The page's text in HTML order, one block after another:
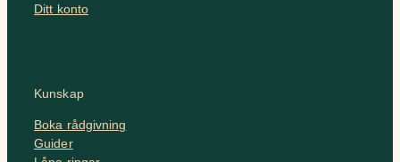
Ditt konto
Kunskap
Boka rådgivning
Guider